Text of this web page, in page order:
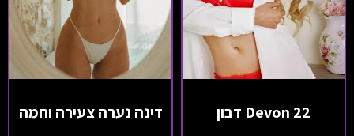
Devon 22 דבון דינה נערה צעירה וחמה